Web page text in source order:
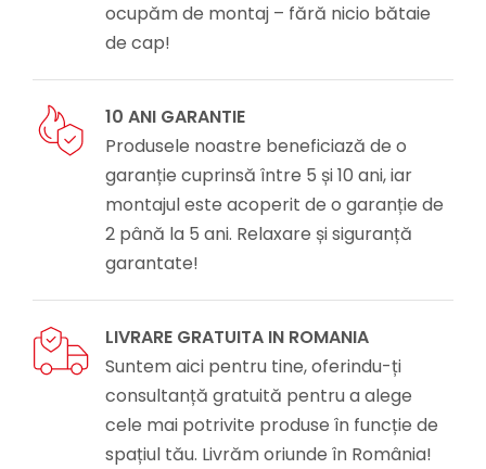
ocupăm de montaj – fără nicio bătaie
de cap!
10 ANI GARANTIE
Produsele noastre beneficiază de o
garanție cuprinsă între 5 și 10 ani, iar
montajul este acoperit de o garanție de
2 până la 5 ani. Relaxare și siguranță
garantate!
LIVRARE GRATUITA IN ROMANIA
Suntem aici pentru tine, oferindu-ți
consultanță gratuită pentru a alege
cele mai potrivite produse în funcție de
spațiul tău. Livrăm oriunde în România!